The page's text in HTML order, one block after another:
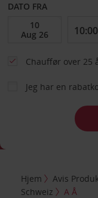
DATO FRA
Chauffør over 25
Jeg har en
Hjem Avis
Schweiz
A Å